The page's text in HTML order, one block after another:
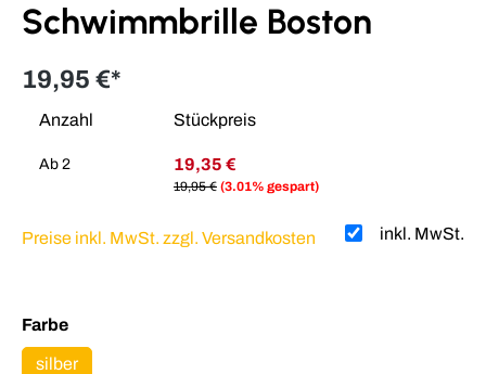
Schwimmbrille Boston
19,95 €*
Anzahl Stückpreis
Ab 2 19,35 €
19,95 € (3.01% gespart)
inkl. MwSt.
Preise inkl. MwSt. zzgl. Versandkosten
Farbeauswählen
silber